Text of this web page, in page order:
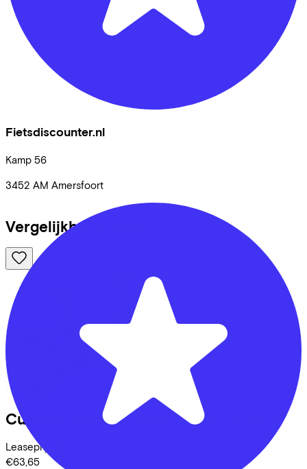
Fietsdiscounter.nl
Kamp 56
3452 AM Amersfoort
Vergelijkbare fietsen
Cube COMPACT HYBRID 500
Leaseprijs p/m vanaf
€63,65